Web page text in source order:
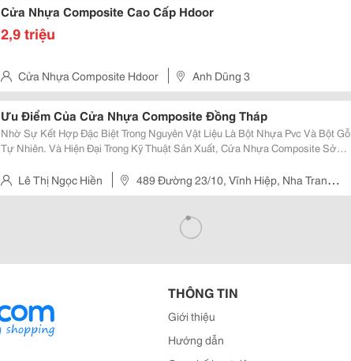
Cửa Nhựa Composite Cao Cấp Hdoor
2,9 triệu
Cửa Nhựa Composite Hdoor Anh Dũng 3
Ưu Điểm Của Cửa Nhựa Composite Đồng Tháp
Nhờ Sự Kết Hợp Đặc Biệt Trong Nguyên Vật Liệu Là Bột Nhựa Pvc Và Bột Gỗ
Tự Nhiên. Và Hiện Đại Trong Kỹ Thuật Sản Xuất, Cửa Nhựa Composite Sở
Trên Thị Trường, Thay Thế Các Loại...
Lê Thị Ngọc Hiền
489 Đường 23/10, Vĩnh Hiệp, Nha Trang,
Khánh Hòa.
THÔNG TIN
Giới thiệu
Hướng dẫn